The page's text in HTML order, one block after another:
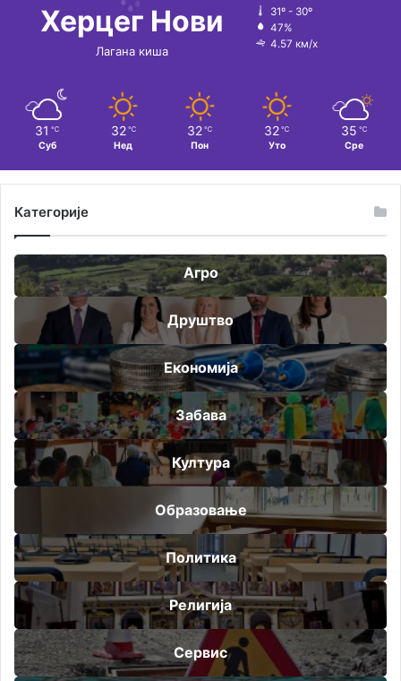
Херцег Нови
Лагана киша
31º - 30º
47%
4.57 км/х
31 ℃
Суб
32 ℃
Нед
32 ℃
Пон
32 ℃
Уто
35 ℃
Сре
Категорије
Агро
Друштво
Економија
Забава
Култура
Образовање
Политика
Религија
Сервис